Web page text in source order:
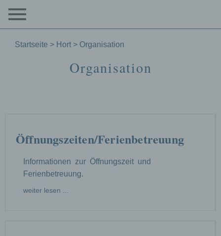
Startseite > Hort > Organisation
Organisation
Öffnungszeiten/Ferienbetreuung
Informationen zur Öffnungszeit und
Ferienbetreuung.
weiter lesen ...